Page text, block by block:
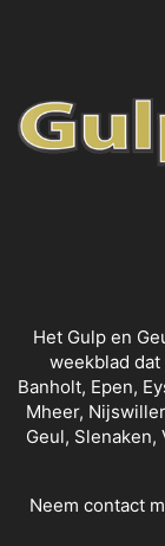
Het Gulp en
weekblad
Banholt, Epen,
Mheer,
Geul,
Neem contact